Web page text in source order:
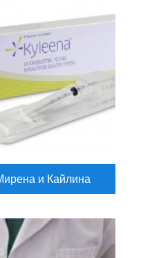
и Кайлина